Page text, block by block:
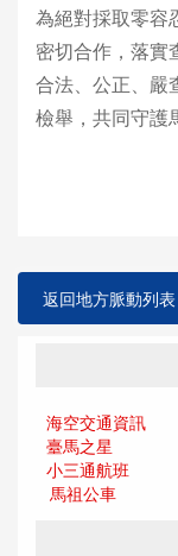
為絕對採取零容
密切合作，落實
合法、公正、嚴
檢舉，共同守護
返回地方脈動列表
海空交通資訊
臺馬之星
小三通航班
馬祖公車